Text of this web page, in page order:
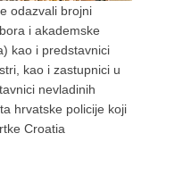
odazvali brojni
i akademske
kao i predstavnici
kao i zastupnici u
nevladinih
hrvatske policije koji
Croatia